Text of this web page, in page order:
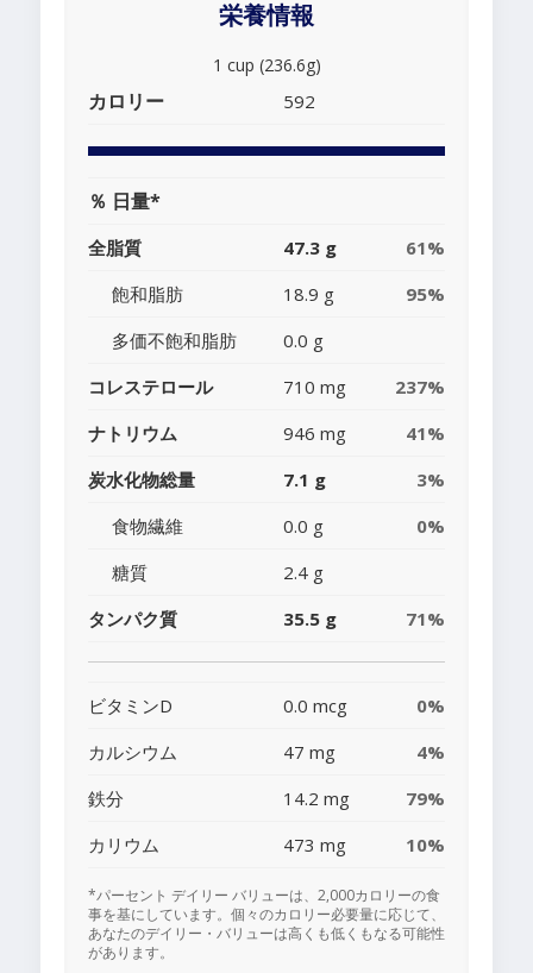
栄養情報
1 cup (236.6g)
カロリー 592
％ 日量*
全脂質 47.3 g
61%
飽和脂肪
18.9 g
95%
多価不飽和脂肪
0.0 g
コレステロール
710 mg
237%
ナトリウム
946 mg
41%
炭水化物総量
7.1 g
3%
食物繊維
0.0 g
0%
糖質
2.4 g
タンパク質
35.5 g 71%
ビタミンD 0.0 mcg
0%
カルシウム
47 mg
4%
鉄分
14.2 mg
79%
カリウム
473 mg 10%
*パーセント デイリー バリューは、2,000カロリーの食
事を基にしています。個々のカロリー必要量に応じて、
あなたのデイリー・バリューは高くも低くもなる可能性
があります。